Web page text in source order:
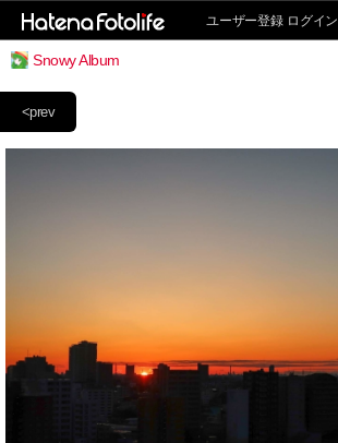
ユーザー登録 ログイン
Snowy Album
<prev